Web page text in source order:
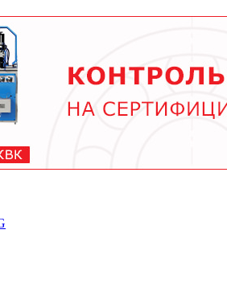
2 лет при нормальной
только
смазочные